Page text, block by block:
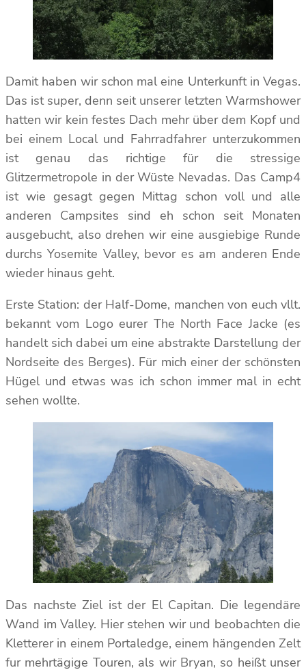
Damit haben wir schon mal eine Unterkunft in Vegas.
Das ist super, denn seit unserer letzten Warmshower
hatten wir kein festes Dach mehr über dem Kopf und
bei einem Local und Fahrradfahrer unterzukommen
ist genau das richtige für die stressige
Glitzermetropole in der Wüste Nevadas. Das Camp4
ist wie gesagt gegen Mittag schon voll und alle
anderen Campsites sind eh schon seit Monaten
ausgebucht, also drehen wir eine ausgiebige Runde
durchs Yosemite Valley, bevor es am anderen Ende
wieder hinaus geht.
Erste Station: der Half-Dome, manchen von euch vllt.
bekannt vom Logo eurer The North Face Jacke (es
handelt sich dabei um eine abstrakte Darstellung der
Nordseite des Berges). Für mich einer der schönsten
Hügel und etwas was ich schon immer mal in echt
sehen wollte.
Das nachste Ziel ist der El Capitan. Die legendäre
Wand im Valley. Hier stehen wir und beobachten die
Kletterer in einem Portaledge, einem hängenden Zelt
fur mehrtägige Touren, als wir Bryan, so heißt unser